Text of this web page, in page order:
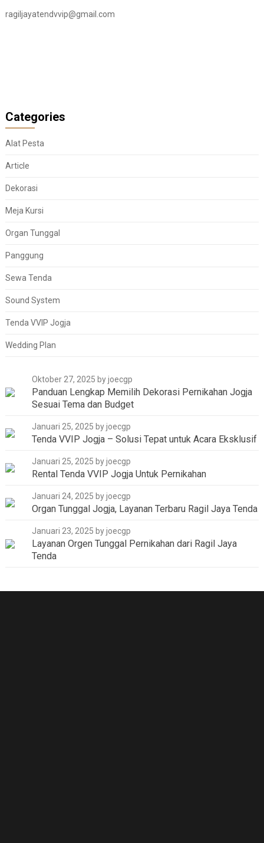
ragiljayatendvvip@gmail.com
Categories
Alat Pesta
Article
Dekorasi
Meja Kursi
Organ Tunggal
Panggung
Sewa Tenda
Sound System
Tenda VVIP Jogja
Wedding Plan
Oktober 27, 2025 by joecgp
Panduan Lengkap Memilih Dekorasi Pernikahan Jogja
Sesuai Tema dan Budget
Januari 25, 2025 by joecgp
Tenda VVIP Jogja – Solusi Tepat untuk Acara Eksklusif
Januari 25, 2025 by joecgp
Rental Tenda VVIP Jogja Untuk Pernikahan
Januari 24, 2025 by joecgp
Organ Tunggal Jogja, Layanan Terbaru Ragil Jaya Tenda
Januari 23, 2025 by joecgp
Layanan Orgen Tunggal Pernikahan dari Ragil Jaya
Tenda